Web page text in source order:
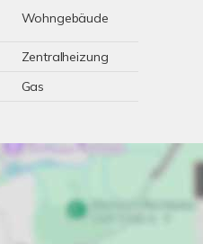
Wohngebäude
Zentralheizung
Gas